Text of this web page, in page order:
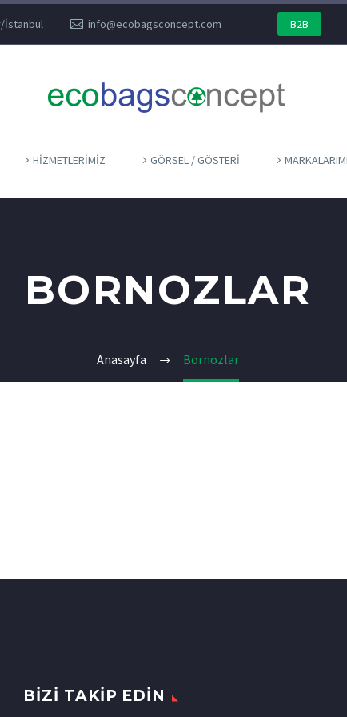
İstanbul info@ecobagsconcept.com B2B
HIZMETLERIMIZ GÖRSEL / GÖSTERI
BORNOZLAR
Anasayfa Bornozlar
BIZI TAKIP EDIN